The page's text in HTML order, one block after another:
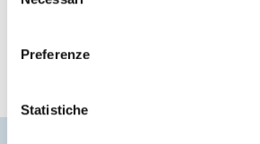
Preferenze
Statistiche